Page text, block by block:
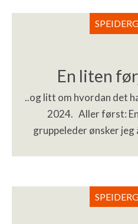
En liten
..og litt om hvordan det
2024. Aller først:
gruppeleder ønsker